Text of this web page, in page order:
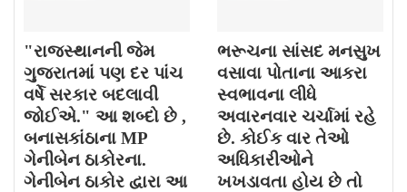
"રાજસ્થાનની જેમ
ગુજરાતમાં પણ દર પાંચ
વર્ષે સરકાર બદલાવી
જોઈએ." આ શબ્દો છે ,
બનાસકાંઠાના MP
ગેનીબેન ઠાકોરના.
ગેનીબેન ઠાકોર દ્વારા આ
ભરૂચના સાંસદ મનસુખ
વસાવા પોતાના આકરા
સ્વભાવના લીધે
અવારનવાર ચર્ચામાં રહે
છે. કોઈક વાર તેઓ
અધિકારીઓને
ખખડાવતા હોય છે તો